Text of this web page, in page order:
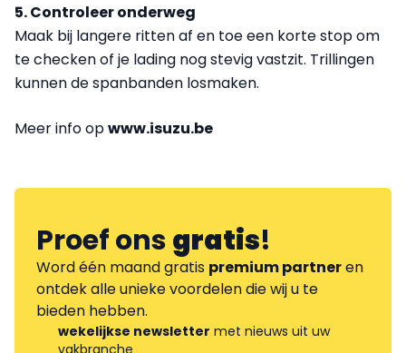
5. Controleer onderweg
Maak bij langere ritten af en toe een korte stop om
te checken of je lading nog stevig vastzit. Trillingen
kunnen de spanbanden losmaken.
Meer info opwww.isuzu.be
Proef onsgratis!
Word één maand gratis premium partneren
ontdek alle unieke voordelen die wij u te
bieden hebben.
wekelijkse newsletter met nieuws uit uw
vakbranche